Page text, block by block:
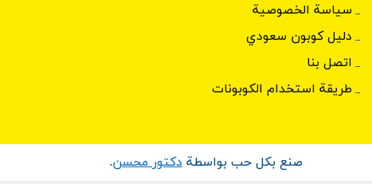
سياسة الخصوصية
دليل كوبون سعودي
اتصل بنا
طريقة استخدام الكوبونات
صنع بكل حب بواسطة دكتور محسن.